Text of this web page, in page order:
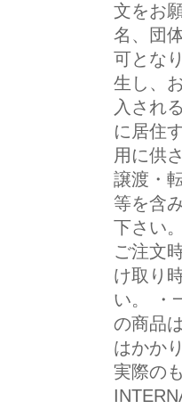
文をお
名、団
可とな
生し、
入され
に居住
用に供
譲渡・
等を含
下さい
ご注文
け取り
い。 ・
の商品
はかか
実際の